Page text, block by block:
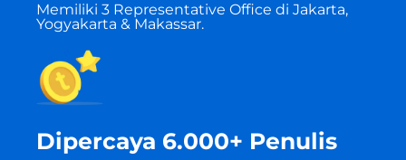
Memiliki 3 Representative Office di Jakarta,
Yogyakarta & Makassar.
Dipercaya 6.000+ Penulis